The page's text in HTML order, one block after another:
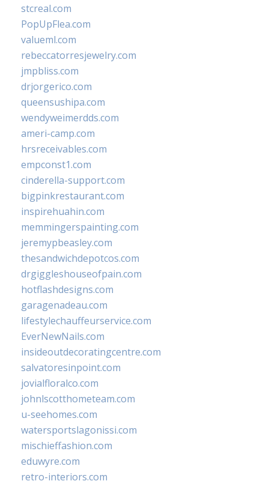
stcreal.com
PopUpFlea.com
valueml.com
rebeccatorresjewelry.com
jmpbliss.com
drjorgerico.com
queensushipa.com
wendyweimerdds.com
ameri-camp.com
hrsreceivables.com
empconst1.com
cinderella-support.com
bigpinkrestaurant.com
inspirehuahin.com
memmingerspainting.com
jeremypbeasley.com
thesandwichdepotcos.com
drgiggleshouseofpain.com
hotflashdesigns.com
garagenadeau.com
lifestylechauffeurservice.com
EverNewNails.com
insideoutdecoratingcentre.com
salvatoresinpoint.com
jovialfloralco.com
johnlscotthometeam.com
u-seehomes.com
watersportslagonissi.com
mischieffashion.com
eduwyre.com
retro-interiors.com